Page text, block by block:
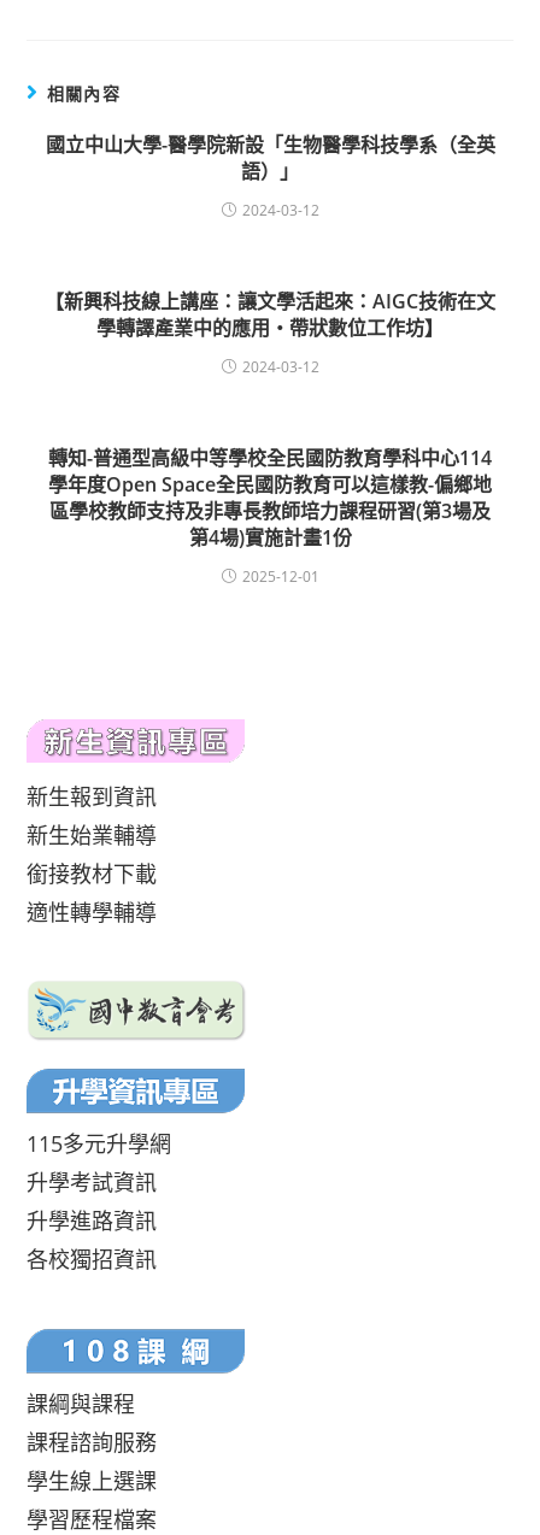
相關內容
國立中山大學-醫學院新設「生物醫學科技學系（全英
語）」
2024-03-12
【新興科技線上講座：讓文學活起來：AIGC技術在文
學轉譯產業中的應用・帶狀數位工作坊】
2024-03-12
轉知-普通型高級中等學校全民國防教育學科中心114
學年度Open Space全民國防教育可以這樣教-偏鄉地
區學校教師支持及非專長教師培力課程研習(第3場及
第4場)實施計畫1份
2025-12-01
新生報到資訊
新生始業輔導
銜接教材下載
適性轉學輔導
115多元升學網
升學考試資訊
升學進路資訊
各校獨招資訊
課綱與課程
課程諮詢服務
學生線上選課
學習歷程檔案